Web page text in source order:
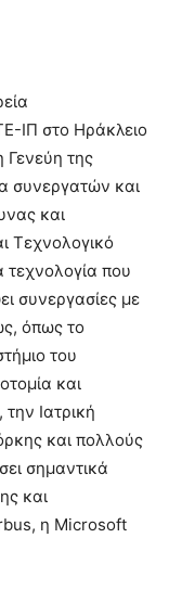
ΙΠ στο Ηράκλειο
Γενεύη της
συνεργατών και
και
Τεχνολογικό
που
συνεργασίες με
όπως το
του
και
Ιατρική
και πολλούς
σημαντικά
και
η Microsoft